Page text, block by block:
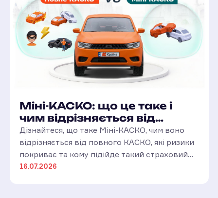
Міні-КАСКО: що це таке і
чим відрізняється від
повного КАСКО?
Дізнайтеся, що таке Міні-КАСКО, чим воно
відрізняється від повного КАСКО, які ризики
покриває та кому підійде такий страховий
захист.
16.07.2026